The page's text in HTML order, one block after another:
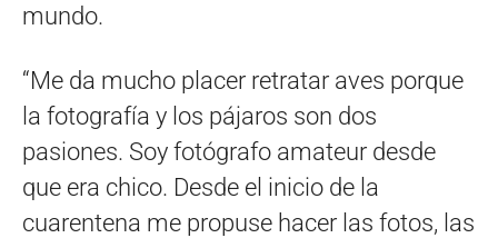
mundo.
“Me da mucho placer retratar aves porque
la fotografía y los pájaros son dos
pasiones. Soy fotógrafo amateur desde
que era chico. Desde el inicio de la
cuarentena me propuse hacer las fotos, las